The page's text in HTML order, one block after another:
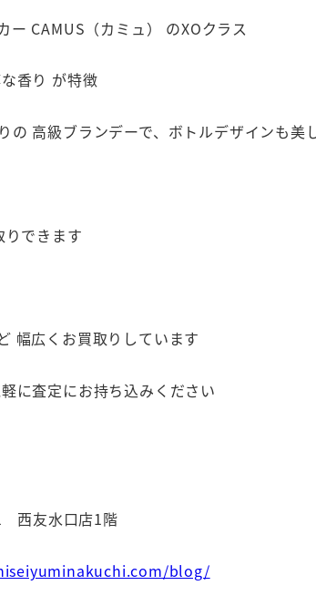
ー CAMUS（カミュ） のXOクラス
香り が特徴
の 高級ブランデーで、ボトルデザインも
できます
幅広くお買取りしています
に査定にお持ち込みください
西友水口店1階
blog/